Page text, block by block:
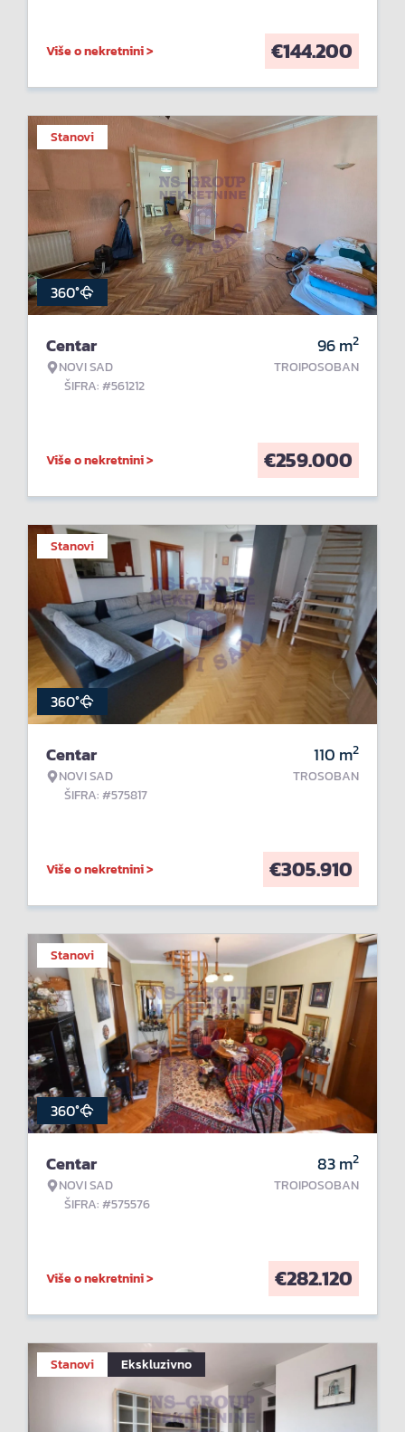
Više o nekretnini > €144.200
Stanovi
360°
Centar
NOVI SAD
ŠIFRA: #561212
96m2
TROIPOSOBAN
Više o nekretnini > €259.000
Stanovi
360°
Centar
NOVI SAD
ŠIFRA: #575817
110 m2
TROSOBAN
Više o nekretnini > €305.910
Stanovi
360°
Centar
NOVI SAD
ŠIFRA: #575576
83m2
TROIPOSOBAN
Više o nekretnini > €282.120
Stanovi Ekskluzivno